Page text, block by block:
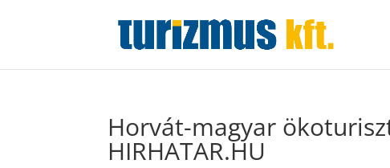
Horvát-magyar
HIRHATAR.HU